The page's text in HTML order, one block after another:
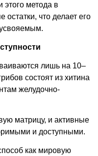
этого метода в
остатки, что делает его
лишь на 10–
состоят из хитина
желудочно-
матрицу, и активные
и доступными.
как мировую